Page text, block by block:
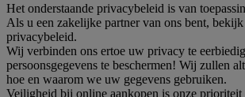
Het onderstaande privacybeleid is van
Als u een zakelijke partner van ons bent, bekijk
privacybeleid.
Wij verbinden ons ertoe uw privacy te
persoonsgegevens te beschermen! Wij zullen
hoe en waarom we uw gegevens gebruiken.
Veiligheid bij online aankopen is onze prioriteit